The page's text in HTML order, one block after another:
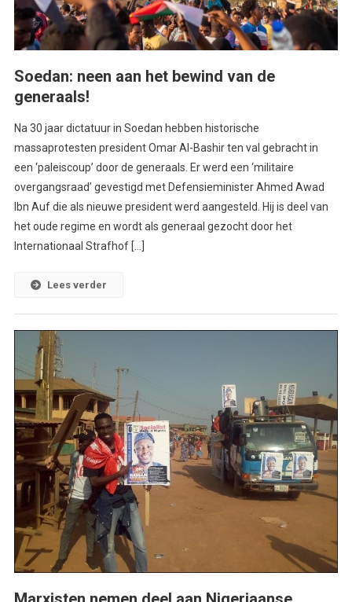
Soedan: neen aan het bewind van de
generaals!
Na 30 jaar dictatuur in Soedan hebben historische
massaprotesten president Omar Al-Bashir ten val gebracht in
een ‘paleiscoup’ door de generaals. Er werd een ‘militaire
overgangsraad’ gevestigd met Defensieminister Ahmed Awad
Ibn Auf die als nieuwe president werd aangesteld. Hij is deel van
het oude regime en wordt als generaal gezocht door het
Internationaal Strafhof […]
Lees verder